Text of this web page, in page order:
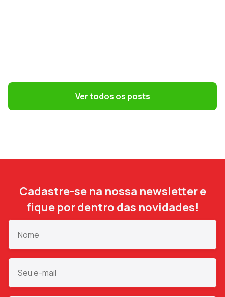
Terceirização: 7 riscos trabalhistas que o
DP precisa evitarVer todos os posts
Cadastre-se na nossa newsletter e
fique por dentro das novidades!